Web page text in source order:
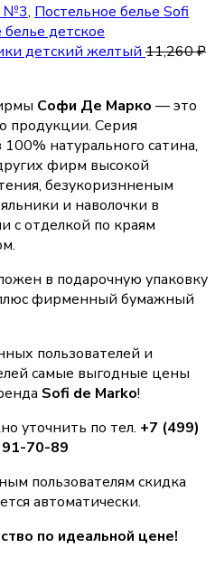
№3, Постельное белье Sofi
детское
детский желтый 11,260₽
Софи Де Марко — это
продукции. Серия
100% натурального сатина,
фирм высокой
безукоризнненым
и наволочки в
с отделкой по краям
в подарочную упаковку
фирменный бумажный
пользователей и
самые выгодные цены
Sofi de Marko!
уточнить по тел. +7 (499)
70-89
пользователям скидка
автоматически.
по идеальной цене!